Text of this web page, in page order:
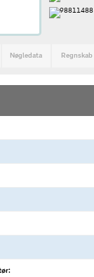
98811488
Nøgledata Regnskab